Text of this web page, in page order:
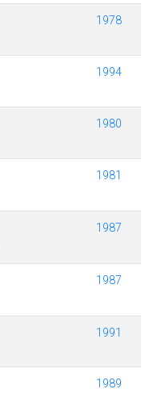
1978
1994
1980
1981
1987
1987
1991
1989